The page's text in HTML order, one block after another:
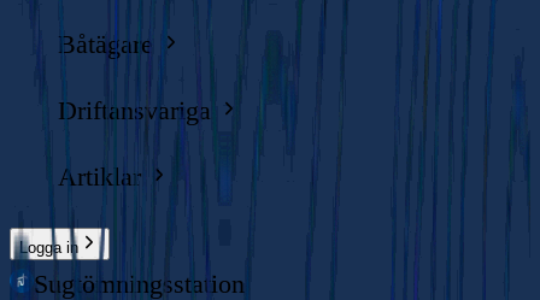
Båtägare
Driftansvariga
Artiklar
Logga in
Sugtömningsstation